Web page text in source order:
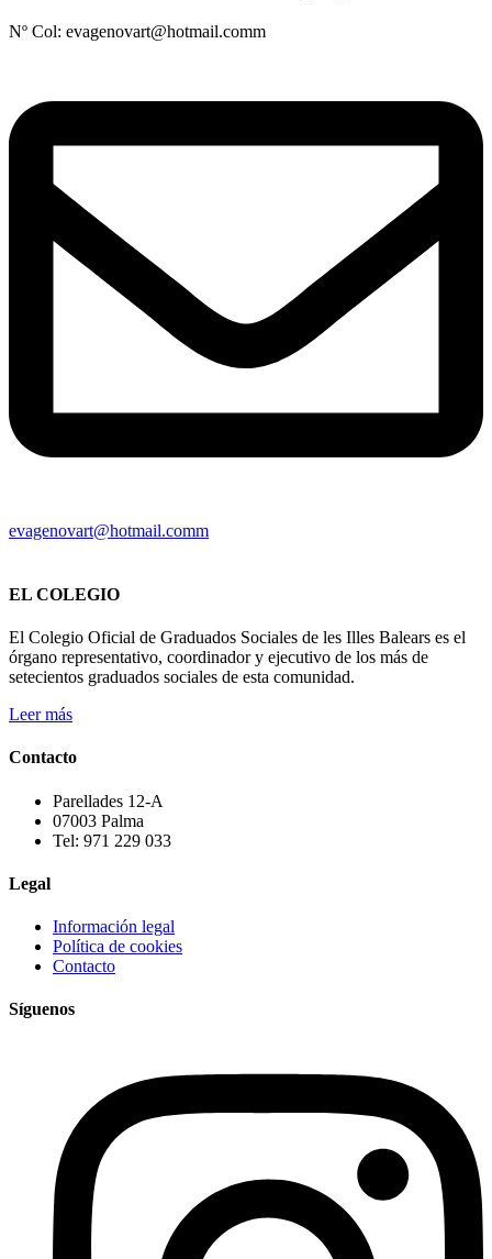
Nº Col: evagenovart@hotmail.comm
evagenovart@hotmail.comm
EL COLEGIO
El Colegio Oficial de Graduados Sociales de les Illes Balears es el
órgano representativo, coordinador y ejecutivo de los más de
setecientos graduados sociales de esta comunidad.
Leer más
Contacto
Parellades 12-A
07003 Palma
Tel: 971 229 033
Legal
Información legal
Política de cookies
Contacto
Síguenos